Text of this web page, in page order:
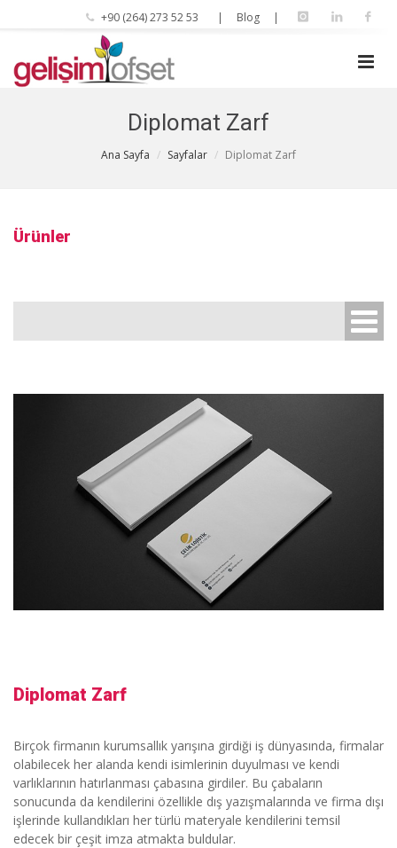
+90 (264) 273 52 53 | Blog |
Diplomat Zarf
Ana Sayfa Sayfalar Diplomat Zarf
Ürünler
Diplomat Zarf
Birçok firmanın kurumsallık yarışına girdiği iş dünyasında, firmalar
olabilecek her alanda kendi isimlerinin duyulması ve kendi
varlıklarının hatırlanması çabasına girdiler. Bu çabaların
sonucunda da kendilerini özellikle dış yazışmalarında ve firma dışı
işlerinde kullandıkları her türlü materyale kendilerini temsil
edecek bir çeşit imza atmakta buldular.